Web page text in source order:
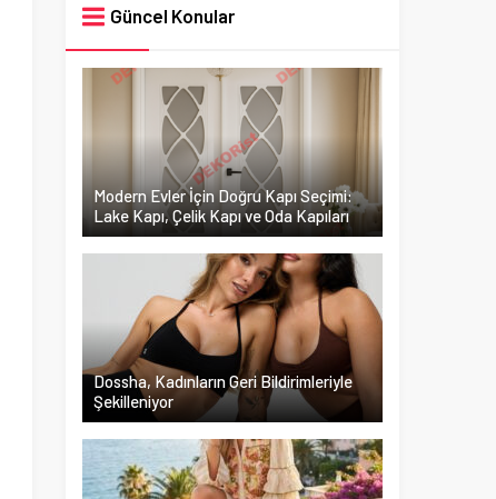
Güncel Konular
Modern Evler İçin Doğru Kapı Seçimi:
Lake Kapı, Çelik Kapı ve Oda Kapıları
Dossha, Kadınların Geri Bildirimleriyle
Şekilleniyor